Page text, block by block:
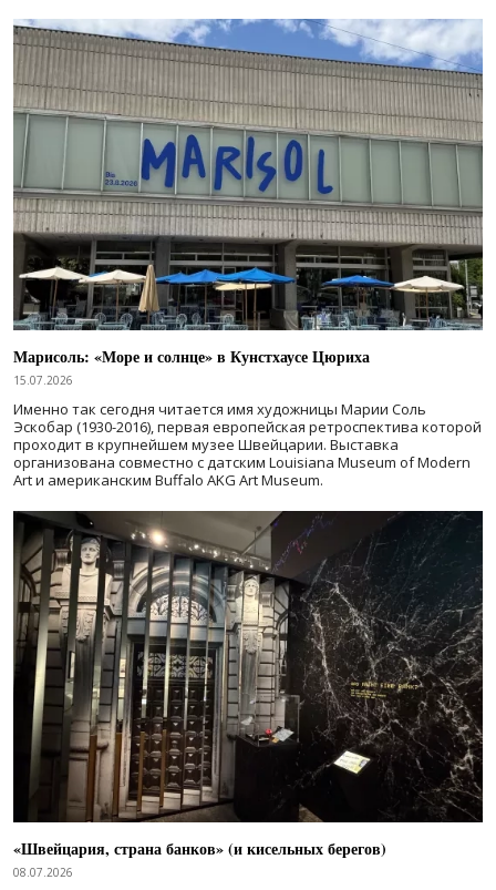
Марисоль: «Море и солнце» в Кунстхаусе Цюриха
15.07.2026
Именно так сегодня читается имя художницы Марии Соль
Эскобар (1930-2016), первая европейская ретроспектива которой
проходит в крупнейшем музее Швейцарии. Выставка
организована совместно с датским Louisiana Museum of Modern
Art и американским Buffalo AKG Art Museum.
«Швейцария, страна банков» (и кисельных берегов)
08.07.2026